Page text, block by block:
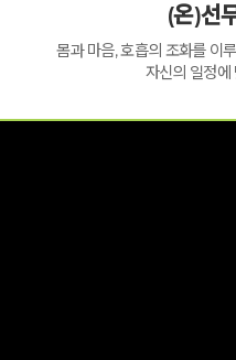
(온)선
몸과 마음, 호흡의 조화를 이
자신의 일정에